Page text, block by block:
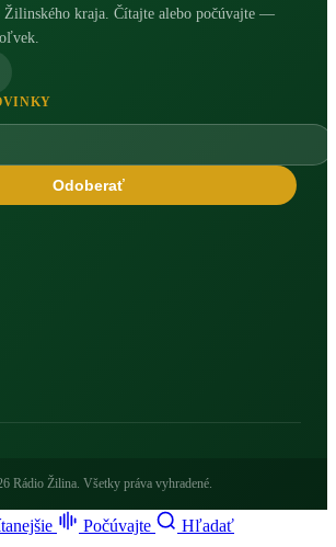
Žilinského kraja. Čítajte alebo počúvajte —
Odoberať
Rádio Žilina. Všetky práva vyhradené.
Počúvajte Hľadať